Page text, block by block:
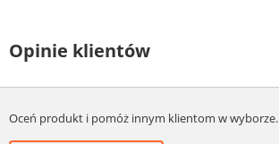
Opinie klientów
Oceń produkt i pomóż innym klientom w wyborze.